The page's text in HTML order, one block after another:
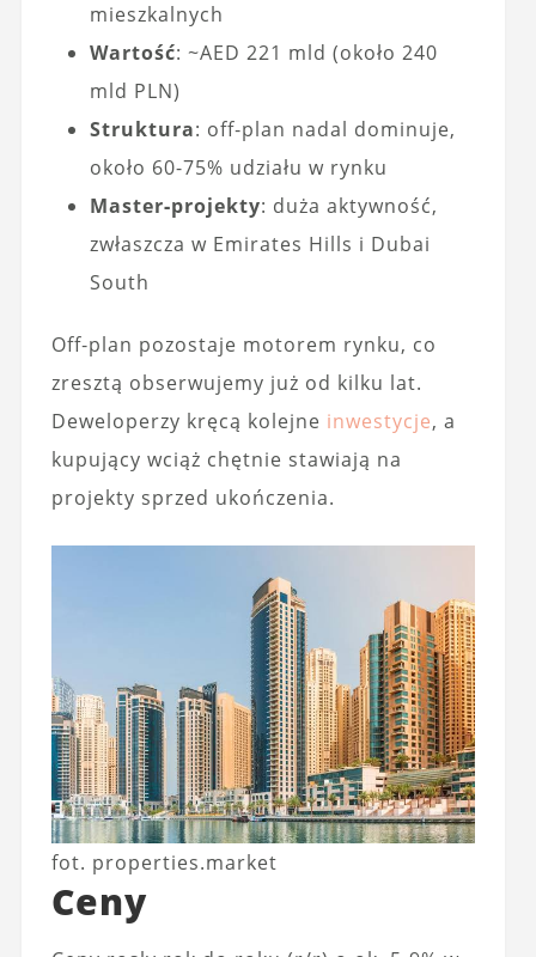
mieszkalnych
Wartość: ~AED 221 mld (około 240
mld PLN)
Struktura: off‑plan nadal dominuje,
około 60-75% udziału w rynku
Master‑projekty: duża aktywność,
zwłaszcza w Emirates Hills i Dubai
South
Off‑plan pozostaje motorem rynku, co
zresztą obserwujemy już od kilku lat.
Deweloperzy kręcą kolejne inwestycje, a
kupujący wciąż chętnie stawiają na
projekty sprzed ukończenia.
fot. properties.market
Ceny